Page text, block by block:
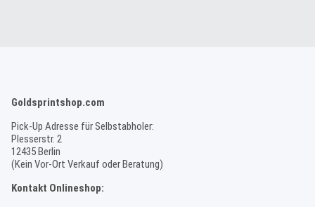
Goldsprintshop.com
Pick-Up Adresse für Selbstabholer:
Plesserstr. 2
12435 Berlin
(Kein Vor-Ort Verkauf oder Beratung)
Kontakt Onlineshop: